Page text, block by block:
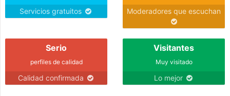
Servicios gratuitos Moderadores que escuchan
Serio
perfiles de calidad
Calidad confirmada
Visitantes
Muy visitado
Lo mejor